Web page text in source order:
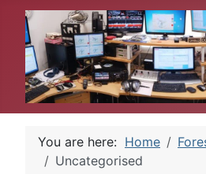
You are here: Home
Uncategorised